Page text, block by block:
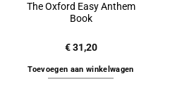
The Oxford Easy Anthem
Book
€31,20
Toevoegen aan winkelwagen